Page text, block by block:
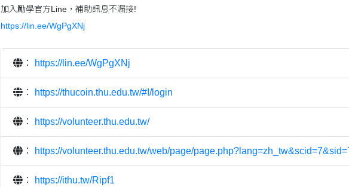
加入勵學官方Line，補助訊息不漏接!
https://lin.ee/WgPgXNj
： https://lin.ee/WgPgXNj
： https://thucoin.thu.edu.tw/#!/login
： https://volunteer.thu.edu.tw/
： https://volunteer.thu.edu.tw/web/page/
： https://ithu.tw/Ripf1